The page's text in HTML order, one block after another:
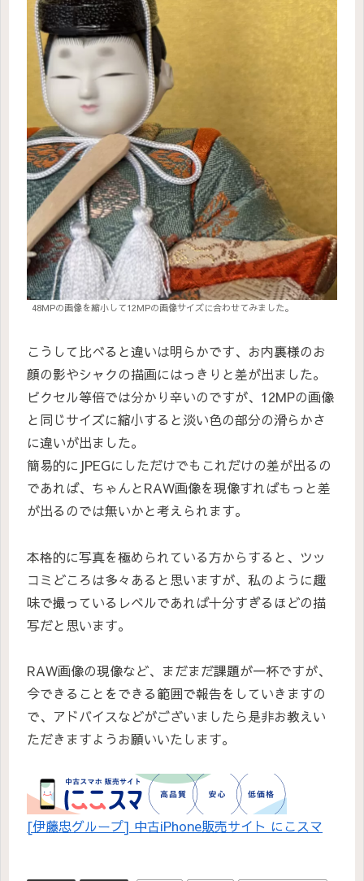
48MPの画像を縮小して12MPの画像サイズに合わせてみました。
こうして比べると違いは明らかです、お内裏様のお
顔の影やシャクの描画にはっきりと差が出ました。
ピクセル等倍では分かり辛いのですが、12MPの画像
と同じサイズに縮小すると淡い色の部分の滑らかさ
に違いが出ました。
簡易的にJPEGにしただけでもこれだけの差が出るの
であれば、ちゃんとRAW画像を現像すればもっと差
が出るのでは無いかと考えられます。
本格的に写真を極められている方からすると、ツッ
コミどころは多々あると思いますが、私のように趣
味で撮っているレベルであれば十分すぎるほどの描
写だと思います。
RAW画像の現像など、まだまだ課題が一杯ですが、
今できることをできる範囲で報告をしていきますの
で、アドバイスなどがございましたら是非お教えい
ただきますようお願いいたします。
[伊藤忠グループ] 中古iPhone販売サイト にこスマ